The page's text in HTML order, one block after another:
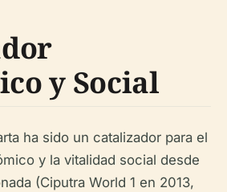
y Social
ha sido un catalizador para el
y la vitalidad social desde
(Ciputra World 1 en 2013,